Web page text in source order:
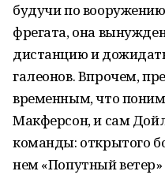
будучи по
фрегата, она
дистанцию и
галеонов. Впрочем,
временным, что
Макферсон, и сам
команды: открытого
нем «Попутный